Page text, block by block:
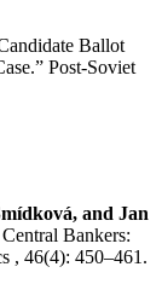
Ballot
Post-Soviet
and Jan
Bankers:
, 46(4): 450–461.